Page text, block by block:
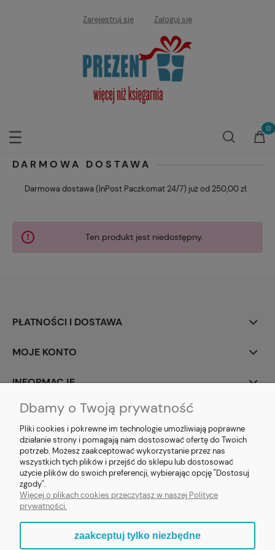
Zarejestruj się Zaloguj się
DARMOWA DOSTAWA
Darmowa dostawa (InPost Paczkomat 24/7) już od 250,00 zł.
Ten produkt jest niedostępny.
PŁATNOŚCI I DOSTAWA
MOJE KONTO
INFORMACJE
SOCIAL MEDIA
E-prezent.org|sprzedaz@e-prezent.org.pl| Tel.:511546060| NIP:
1133029322 | REGON: 388212193 | Skaryszewska 12, 03-802 Warszawa
© 2021 Księgarnia PREZENT
Dbamy o Twoją prywatność
Pliki cookies i pokrewne im technologie umożliwiają poprawne
działanie strony i pomagają nam dostosować ofertę do Twoich
potrzeb. Możesz zaakceptować wykorzystanie przez nas
wszystkich tych plików i przejść do sklepu lub dostosować
użycie plików do swoich preferencji, wybierając opcję "Dostosuj
zgody".
Więcej o plikach cookies przeczytasz w naszej Polityce
prywatności.
zaakceptuj tylko niezbędne